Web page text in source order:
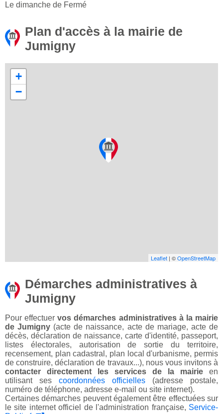
Le dimanche de Fermé
Plan d'accès à la mairie de
Jumigny
+
−
Leaflet | ©OpenStreetMap
Démarches administratives à
Jumigny
Pour effectuervos démarches administratives à la mairie
de Jumigny (acte de naissance, acte de mariage, acte de
décès, déclaration de naissance, carte d'identité, passeport,
listes électorales, autorisation de sortie du territoire,
recensement, plan cadastral, plan local d'urbanisme, permis
de construire, déclaration de travaux...), nous vous invitons à
contacter directement les services de la mairie en
utilisant ses coordonnées officielles (adresse postale,
numéro de téléphone, adresse e-mail ou site internet).
Certaines démarches peuvent également être effectuées sur
le site internet officiel de l'administration française, Service-